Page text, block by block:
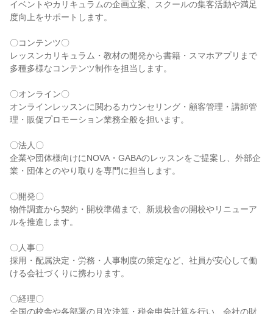
イベントやカリキュラムの企画立案、スクールの集客活動や満足
度向上をサポートします。
〇コンテンツ〇
レッスンカリキュラム・教材の開発から書籍・スマホアプリまで
多種多様なコンテンツ制作を担当します。
〇オンライン〇
オンラインレッスンに関わるカウンセリング・顧客管理・講師管
理・販促プロモーション業務全般を担います。
〇法人〇
企業や団体様向けにNOVA・GABAのレッスンをご提案し、外部企
業・団体とのやり取りを専門に担当します。
〇開発〇
物件調査から契約・開校準備まで、新規校舎の開校やリニューア
ルを推進します。
〇人事〇
採用・配属決定・労務・人事制度の策定など、社員が安心して働
ける会社づくりに携わります。
〇経理〇
全国の校舎や各部署の月次決算・税金申告計算を行い、会社の財